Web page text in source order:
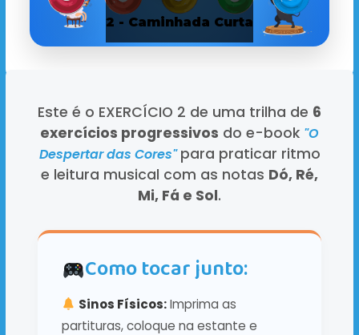
Este é o EXERCÍCIO 2 de uma trilha de 6
exercícios progressivos do e-book "O
Despertar das Cores"para praticar ritmo
e leitura musical com as notas Dó, Ré,
Mi, Fá e Sol.
Como tocar junto:
Sinos Físicos:Imprima as
partituras, coloque na estante e